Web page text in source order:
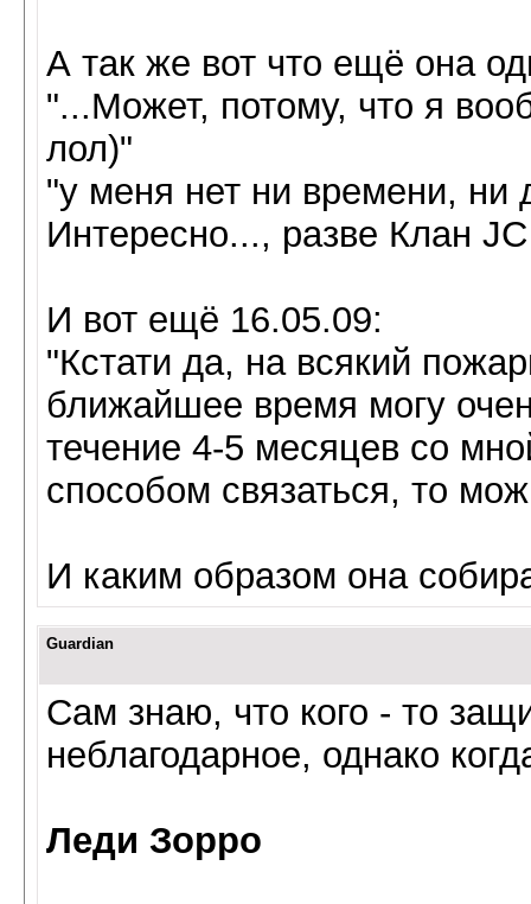
А так же вот что ещё она
"...Может, потому, что я
лол)"
"у меня нет ни времени, ни
Интересно..., разве Клан
И вот ещё 16.05.09:
"Кстати да, на всякий
ближайшее время могу
течение 4-5 месяцев со
способом связаться, то
И каким образом она
Guardian
Cам знаю, что кого - то
неблагодарное, однако
Леди Зорро